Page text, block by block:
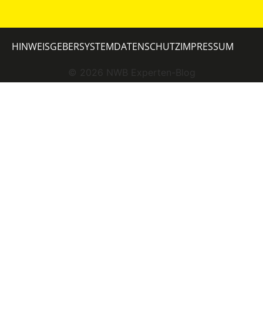
© 2026 NWB Experten-Blog
HINWEISGEBERSYSTEMDATENSCHUTZIMPRESSUM